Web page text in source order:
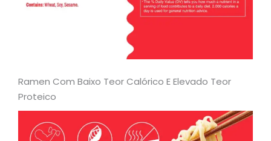
Ramen Com Baixo Teor Calórico E Elevado Teor
Proteico